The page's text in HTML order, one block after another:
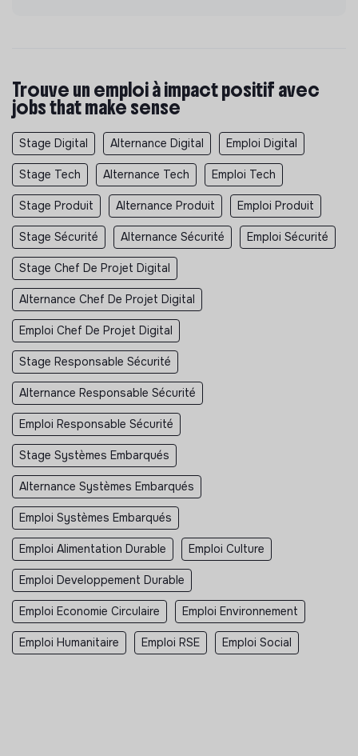
Trouve un emploi à impact positif avec
jobs that make sense
Stage Digital Alternance Digital Emploi Digital
Stage Tech Alternance Tech Emploi Tech
Stage Produit Alternance Produit Emploi Produit
Stage Sécurité Alternance Sécurité Emploi Sécurité
Stage Chef De Projet Digital
Alternance Chef De Projet Digital
Emploi Chef De Projet Digital
Stage Responsable Sécurité
Alternance Responsable Sécurité
Emploi Responsable Sécurité
Stage Systèmes Embarqués
Alternance Systèmes Embarqués
Emploi Systèmes Embarqués
Emploi Alimentation Durable Emploi Culture
Emploi Developpement Durable
Emploi Economie Circulaire Emploi Environnement
Emploi Humanitaire Emploi RSE Emploi Social